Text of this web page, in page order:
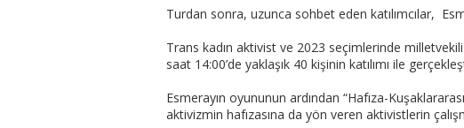
Turdan sonra, uzunca sohbet eden katılımcılar,
Trans kadın aktivist ve 2023 seçimlerinde
saat 14:00’de yaklaşık 40 kişinin katılımı ile
Esmerayın oyununun ardından “Hafıza-
aktivizmin hafızasına da yön veren aktivistlerin